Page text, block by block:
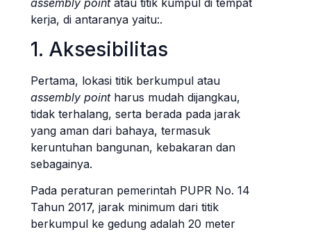
assembly point atau titik kumpul di tempat
kerja, di antaranya yaitu:.
1. Aksesibilitas
Pertama, lokasi titik berkumpul atau
assembly pointharus mudah dijangkau,
tidak terhalang, serta berada pada jarak
yang aman dari bahaya, termasuk
keruntuhan bangunan, kebakaran dan
sebagainya.
Pada peraturan pemerintah PUPR No. 14
Tahun 2017, jarak minimum dari titik
berkumpul ke gedung adalah 20 meter